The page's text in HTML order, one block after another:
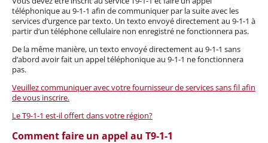
téléphonique au 9-1-1 afin de communiquer par la suite avec les
services d’urgence par texto. Un texto envoyé directement au 9-1-1 à
partir d’un téléphone cellulaire non enregistré ne fonctionnera pas.
De la même manière, un texto envoyé directement au 9-1-1 sans
d’abord avoir fait un appel téléphonique au 9-1-1 ne fonctionnera
pas.
Veuillez communiquer avec votre fournisseur de services sans fil afin
de vous inscrire.
Le T9-1-1 est-il offert dans votre région?
Comment faire un appel au T9-1-1